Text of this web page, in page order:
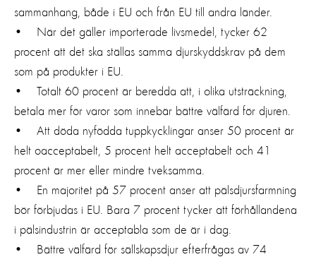
sammanhang, både i EU och från EU till andra länder.
• När det gäller importerade livsmedel, tycker 62
procent att det ska ställas samma djurskyddskrav på dem
som på produkter i EU.
• Totalt 60 procent är beredda att, i olika utsträckning,
betala mer för varor som innebär bättre välfärd för djuren.
• Att döda nyfödda tuppkycklingar anser 50 procent är
helt oacceptabelt, 5 procent helt acceptabelt och 41
procent är mer eller mindre tveksamma.
• En majoritet på 57 procent anser att pälsdjursfarmning
bör förbjudas i EU. Bara 7 procent tycker att förhållandena
i pälsindustrin är acceptabla som de är i dag.
• Bättre välfärd för sällskapsdjur efterfrågas av 74